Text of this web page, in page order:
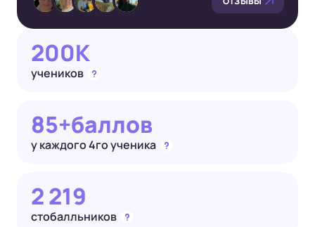
200K
учеников
85+баллов
у каждого4го ученика
2 219
стобалльников